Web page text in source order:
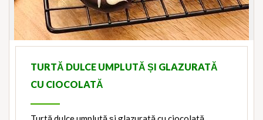
TURTĂ DULCE UMPLUTĂ ȘI GLAZURATĂ
CU CIOCOLATĂ